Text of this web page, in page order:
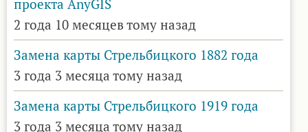
проекта AnyGIS
2 года 10 месяцев тому назад
Замена карты Стрельбицкого 1882 года
3 года 3 месяца тому назад
Замена карты Стрельбицкого 1919 года
3 года 3 месяца тому назад